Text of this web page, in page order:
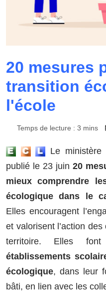
20 mesures
transition
l'école
Temps de lecture : 3 mins
Le ministère
publié le 23 juin 20
mieux comprendre
écologique dans le
Elles encouragent
et valorisent l’action
territoire. Elles
établissements
écologique, dans leur
bâti, en lien avec les